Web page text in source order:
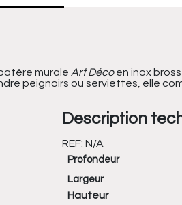
murale Art Décoen inox
peignoirs ou serviettes, elle
Description
REF: N/A
Profondeur
Largeur
Hauteur